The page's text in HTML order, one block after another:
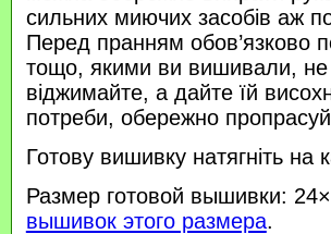
сильних миючих засобів аж
Перед пранням обов’язково
тощо, якими ви вишивали,
віджимайте, а дайте їй
потреби, обережно
Готову вишивку натягніть на
Размер готовой вышивки:
вышивок этого размера.